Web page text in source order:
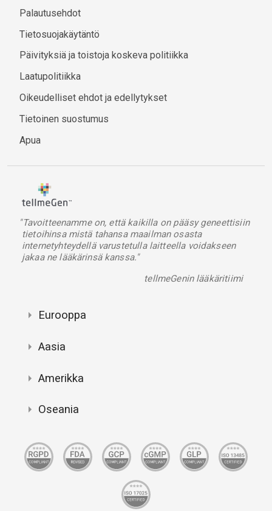
Palautusehdot
Tietosuojakäytäntö
Päivityksiä ja toistoja koskeva politiikka
Laatupolitiikka
Oikeudelliset ehdot ja edellytykset
Tietoinen suostumus
Apua
"Tavoitteenamme on, että kaikilla on pääsy geneettisiin
tietoihinsa mistä tahansa maailman osasta
internetyhteydellä varustetulla laitteella voidakseen
jakaa ne lääkärinsä kanssa."
tellmeGenin lääkäritiimi
Eurooppa
Aasia
Amerikka
Oseania